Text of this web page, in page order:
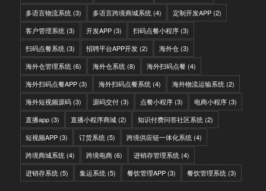
多语言物流系统 (3) 多语言跨境商城系统 (4) 定制开发APP(2)
客户管理系统 (3) 开发APP(3) 扫码点餐小程序(3)
扫码点餐系统 (3) 招聘平台APP开发(2) 海外仓(3)
海外仓管理系统 (6) 海外仓系统 (8) 海外扫码点餐(4)
海外扫码点餐APP(3) 海外扫码点餐系统 (4) 海外物流运输系统 (2)
海外短视频源码(3) 源码交付(3) 点餐小程序(3) 电商小程序(3)
直播app(3) 直播小程序商城(2) 知识付费问答社区系统 (2)
短视频APP(3) 订货系统 (5) 跨境供应链一体化系统 (4)
跨境商城系统 (4) 跨境电商(6) 进销存管理系统 (4)
进销存系统 (5) 集运系统 (5) 餐饮管理APP(3) 餐饮管理系统 (3)